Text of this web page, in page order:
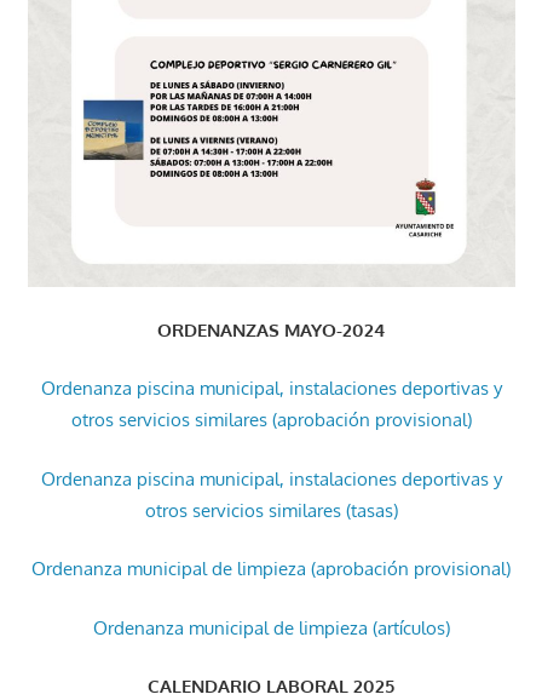
ORDENANZAS MAYO-2024
Ordenanza piscina municipal, instalaciones deportivas y
otros servicios similares (aprobación provisional)
Ordenanza piscina municipal, instalaciones deportivas y
otros servicios similares (tasas)
Ordenanza municipal de limpieza (aprobación provisional)
Ordenanza municipal de limpieza (artículos)
CALENDARIO LABORAL 2025